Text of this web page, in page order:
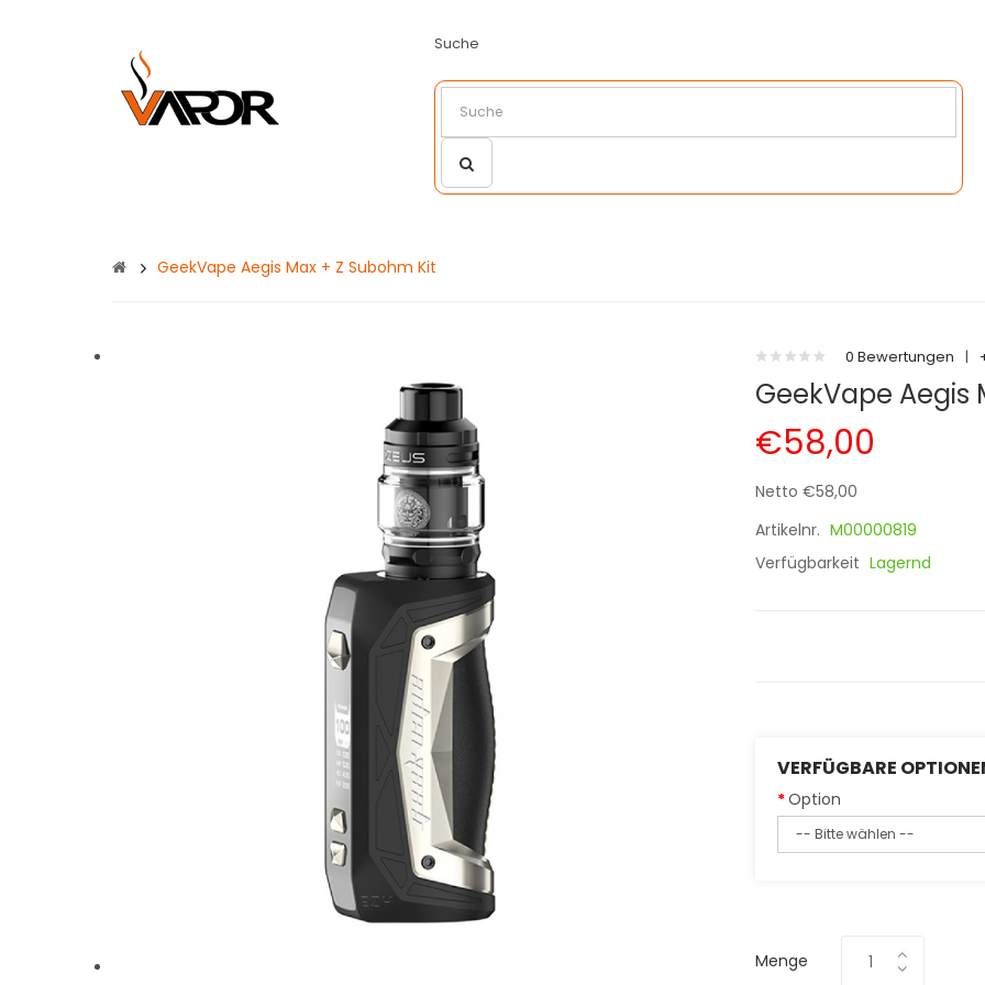
Suche
GeekVape Aegis Max + Z Subohm Kit
0 Bewertungen |
GeekVape Aegis
€58,00
Netto €58,00
Artikelnr. M00000819
Verfügbarkeit Lagernd
VERFÜGBARE
Option
Menge